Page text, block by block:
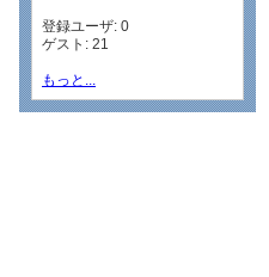
登録ユーザ: 0
ゲスト: 21
もっと...